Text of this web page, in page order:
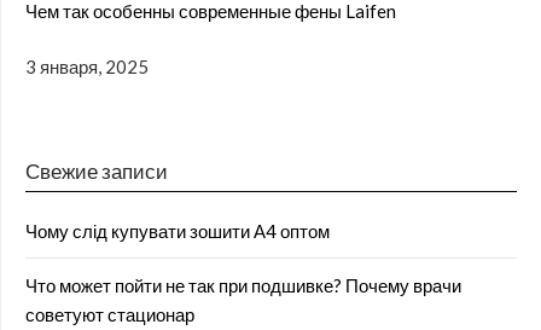
Чем так особенны современные фены Laifen
3 января, 2025
Свежие записи
Чому слід купувати зошити А4 оптом
Что может пойти не так при подшивке? Почему врачи
советуют стационар